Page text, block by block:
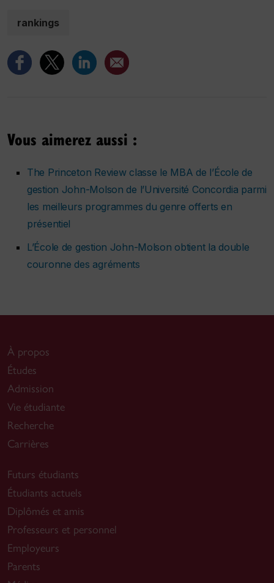
rankings
Vous aimerez aussi :
The Princeton Review classe le MBA de l’École de
gestion John-Molson de l’Université Concordia parmi
les meilleurs programmes du genre offerts en
présentiel
L’École de gestion John-Molson obtient la double
couronne des agréments
À propos
Études
Admission
Vie étudiante
Recherche
Carrières
Futurs étudiants
Étudiants actuels
Diplômés et amis
Professeurs et personnel
Employeurs
Parents